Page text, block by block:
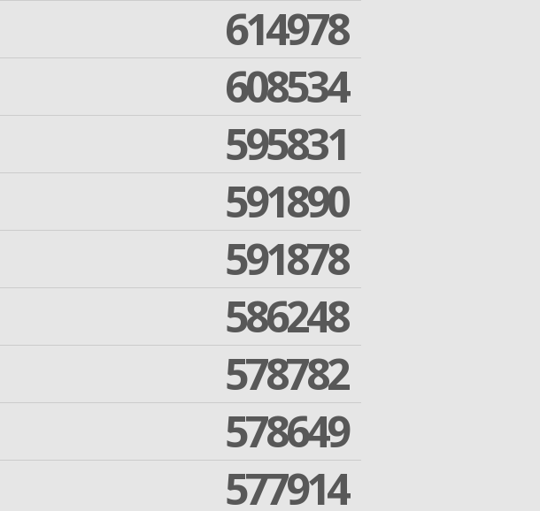
614978
608534
595831
591890
591878
586248
578782
578649
577914